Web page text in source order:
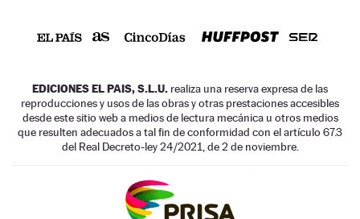
EDICIONES EL PAIS, S.L.U. realiza una reserva expresa de las
reproducciones y usos de las obras y otras prestaciones accesibles
desde este sitio web a medios de lectura mecánica u otros medios
que resulten adecuados a tal fin de conformidad con el artículo 67.3
del Real Decreto-ley 24/2021, de 2 de noviembre.